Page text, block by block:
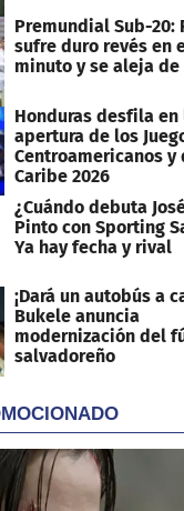
Premundial Sub-20:
sufre duro revés en
minuto y se aleja de
Honduras desfila en
apertura de los
Centroamericanos y
Caribe 2026
¿Cuándo debuta
Pinto con Sporting
Ya hay fecha y rival
¡Dará un autobús a
Bukele anuncia
modernización del
salvadoreño